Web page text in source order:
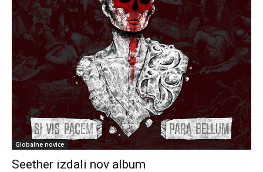
Globalne novice
Seether izdali nov album